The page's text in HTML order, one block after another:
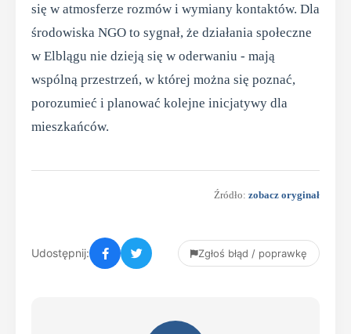
się w atmosferze rozmów i wymiany kontaktów. Dla
środowiska NGO to sygnał, że działania społeczne
w Elblągu nie dzieją się w oderwaniu - mają
wspólną przestrzeń, w której można się poznać,
porozumieć i planować kolejne inicjatywy dla
mieszkańców.
Źródło: zobacz oryginał
Udostępnij: Zgłoś błąd / poprawkę